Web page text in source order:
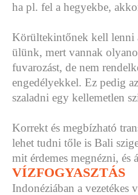
ha pl. fel a hegyekbe,
Körültekintőnek kell lenni
ülünk, mert vannak
fuvarozást, de nem
engedélyekkel. Ez pedig
szaladni egy kellemetlen
Korrekt és megbízható
lehet tudni tőle is Bali
mit érdemes megnézni, és
VÍZFOGYASZTÁS
Indonéziában a vezetékes